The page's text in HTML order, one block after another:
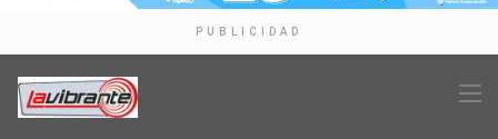
PUBLICIDAD